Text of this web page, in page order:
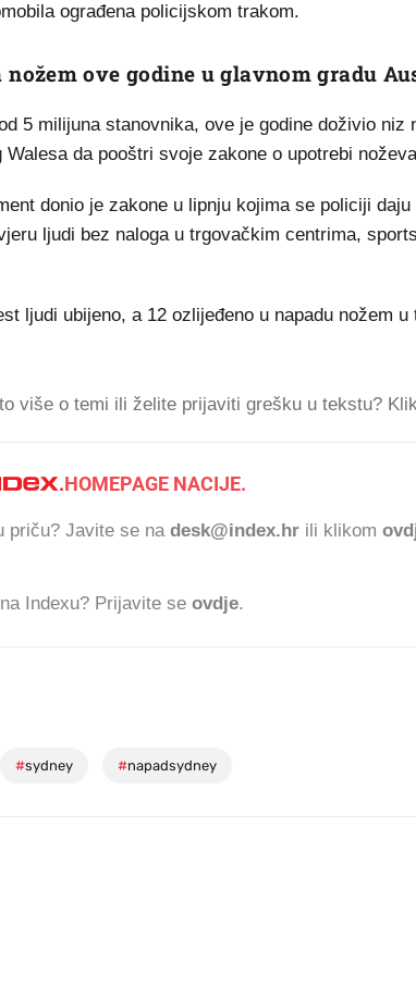
ograđena policijskom trakom.
nožem ove godine u glavnom gradu
5 milijuna stanovnika, ove je godine doživio niz
Walesa da pooštri svoje zakone o upotrebi
donio je zakone u lipnju kojima se policiji
ljudi bez naloga u trgovačkim centrima,
ljudi ubijeno, a 12 ozlijeđeno u napadu nožem
više o temi ili želite prijaviti grešku u tekstu?
.HOMEPAGE NACIJE.
priču? Javite se na desk@index.hr ili klikom
Indexu? Prijavite se ovdje.
#sydney #napadsydney